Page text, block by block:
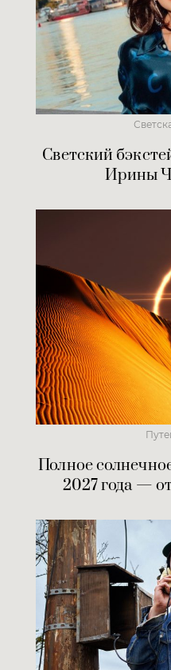
Светский
Ирины
Полное
2027 года —